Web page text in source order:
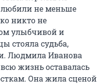
любили не меньше
никто не
улыбчивой и
стояла судьба,
Людмила Иванова
жизнь оставалась
Она жила сценой